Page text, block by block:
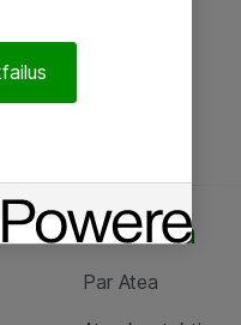
Par Atea
Par Atea